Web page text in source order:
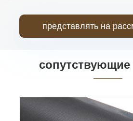
представлять на